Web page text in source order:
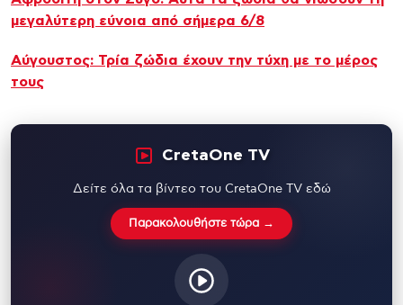
μεγαλύτερη εύνοια από σήμερα 6/8
Αύγουστος: Τρία ζώδια έχουν την τύχη με το μέρος
τους
CretaOne TV
Δείτε όλα τα βίντεο του CretaOne TV εδώ
Παρακολουθήστε τώρα →